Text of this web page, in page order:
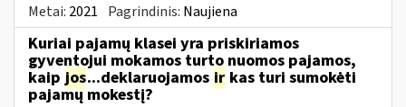
Metai: 2021 Pagrindinis: Naujiena
Kuriai pajamų klasei yra priskiriamos
gyventojui mokamos turto nuomos pajamos,
kaip jos...deklaruojamos ir kas turi sumokėti
pajamų mokestį?